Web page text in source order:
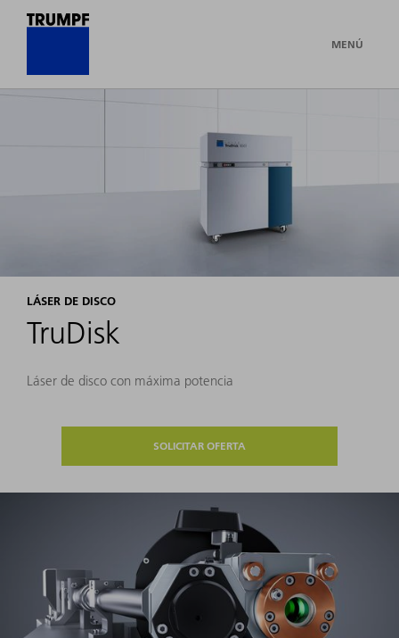
MENÚ
LÁSER DE DISCO
TruDisk
Láser de disco con máxima potencia
SOLICITAR OFERTA